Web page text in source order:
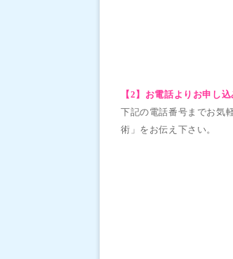
【2】お電話よりお申し込
下記の電話番号までお気
術」をお伝え下さい。